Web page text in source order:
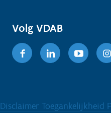
Volg VDAB
FacebookLinkedin
Disclaimer Toegankelijkheid